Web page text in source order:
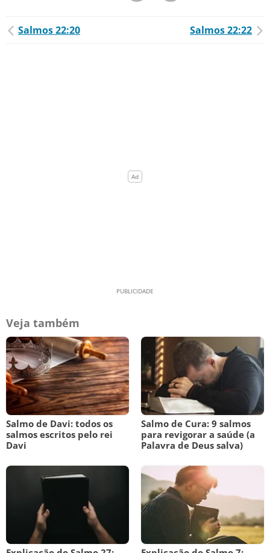
Salmos 22:20 Salmos 22:22
Veja também
Salmo de Davi: todos os
salmos escritos pelo rei
Davi
Salmo de Cura: 9 salmos
para revigorar a saúde (a
Palavra de Deus salva)